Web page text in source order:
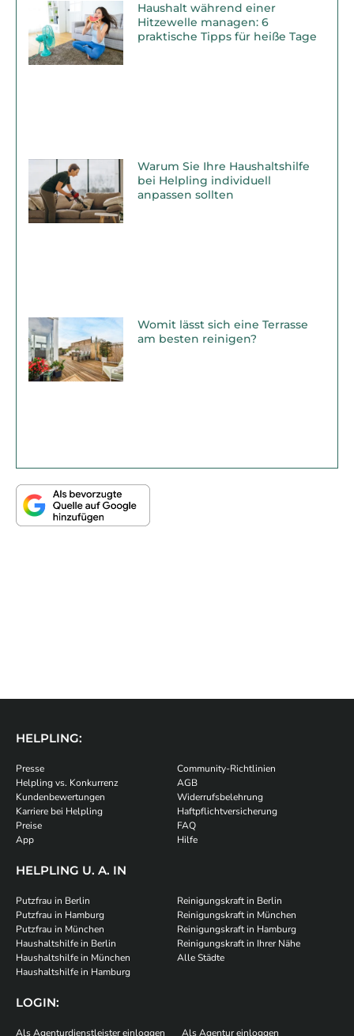
Haushalt während einer
Hitzewelle managen: 6
praktische Tipps für heiße Tage
Warum Sie Ihre Haushaltshilfe
bei Helpling individuell
anpassen sollten
Womit lässt sich eine Terrasse
am besten reinigen?
HELPLING:
Presse
Helpling vs. Konkurrenz
Kundenbewertungen
Karriere bei Helpling
Preise
App
Community-Richtlinien
AGB
Widerrufsbelehrung
Haftpflichtversicherung
FAQ
Hilfe
HELPLING U. A. IN
Putzfrau in Berlin
Putzfrau in Hamburg
Putzfrau in München
Haushaltshilfe in Berlin
Haushaltshilfe in München
Haushaltshilfe in Hamburg
Reinigungskraft in Berlin
Reinigungskraft in München
Reinigungskraft in Hamburg
Reinigungskraft in Ihrer Nähe
Alle Städte
LOGIN:
Als Agenturdienstleister einloggen Als Agentur einloggen